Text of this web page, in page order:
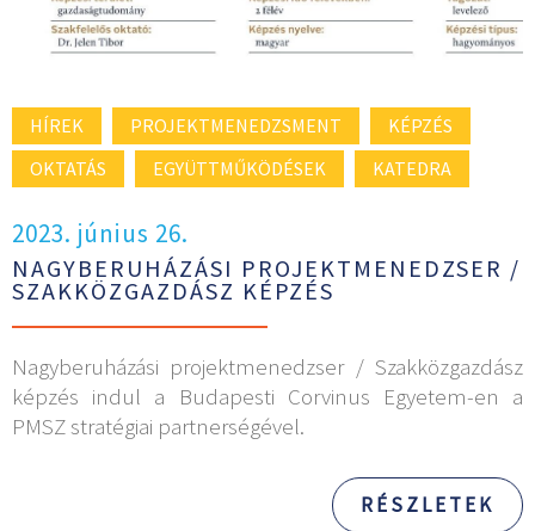
HÍREK PROJEKTMENEDZSMENT
KÉPZÉS
OKTATÁS
EGYÜTTMŰKÖDÉSEK KATEDRA
2023. június 26.
NAGYBERUHÁZÁSI PROJEKTMENEDZSER /
SZAKKÖZGAZDÁSZ KÉPZÉS
Nagyberuházási projektmenedzser / Szakközgazdász
képzés indul a Budapesti Corvinus Egyetem-en a
PMSZ stratégiai partnerségével.
RÉSZLETEK